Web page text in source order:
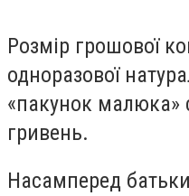
Розмір грошової
одноразової
«пакунок малюка»
гривень.
Насамперед